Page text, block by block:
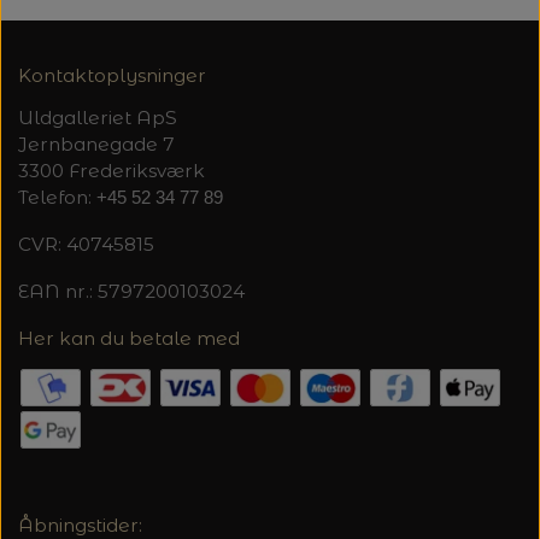
Kontaktoplysninger
Uldgalleriet ApS
Jernbanegade 7
3300 Frederiksværk
Telefon: +45 52 34 77 89
CVR: 40745815
EAN nr.: 5797200103024
Her kan du betale med
Åbningstider: